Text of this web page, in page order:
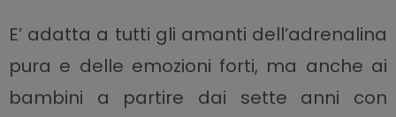
E’ adatta a tutti gli amanti dell’adrenalina
pura e delle emozioni forti, ma anche ai
bambini a partire dai sette anni con